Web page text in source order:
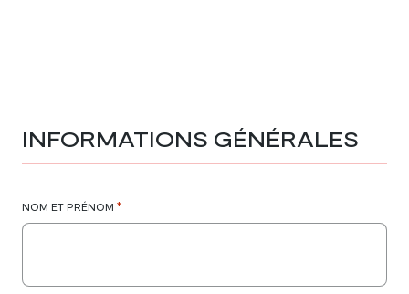
INFORMATIONS GÉNÉRALES
NOM ET PRÉNOM *